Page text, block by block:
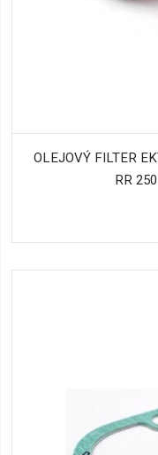
OLEJOVÝ FILTER
RR